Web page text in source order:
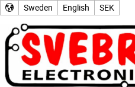
Sweden English SEK